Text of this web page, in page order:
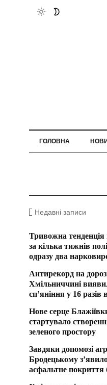
ГОЛОВНА
Недавні записи
Тривожна
за кілька тижнів
одразу два
Антирекорд на
Хмільниччині
сп’яніння у 16
Нове серце
стартувало
зеленого простору
Завдяки допомозі
Бродецькому
асфальтне